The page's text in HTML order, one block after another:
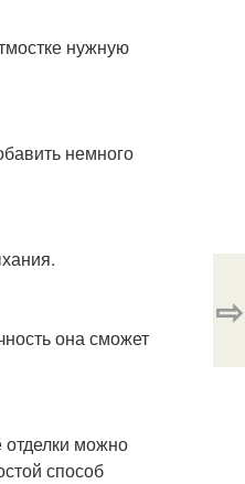
нужную
немного
она сможет
отделки можно
способ
⇨